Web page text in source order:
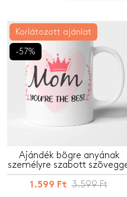
Korlátozott ajánlat
-57%
Ajándék bögre anyának
személyre szabott
1.599 Ft 3.599 Ft